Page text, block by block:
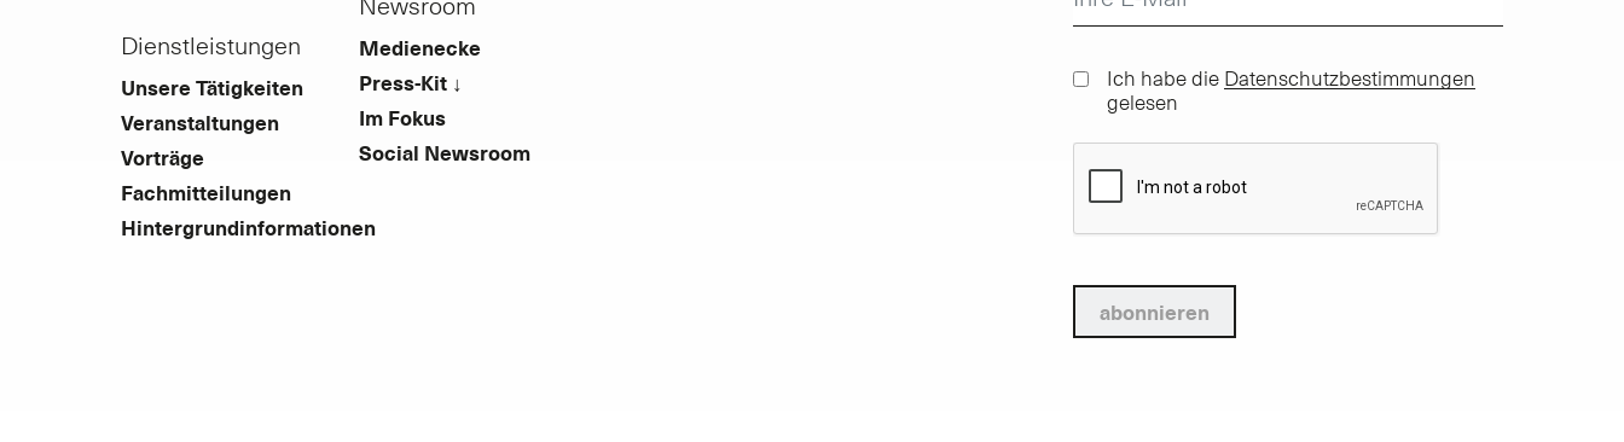
Dienstleistungen
Unsere Tätigkeiten
Veranstaltungen
Vorträge
Fachmitteilungen
Hintergrundinformationen
Medienecke
Press-Kit ↓
Im Fokus
Social Newsroom
Ich habe dieDatenschutzbestimmungen
gelesen